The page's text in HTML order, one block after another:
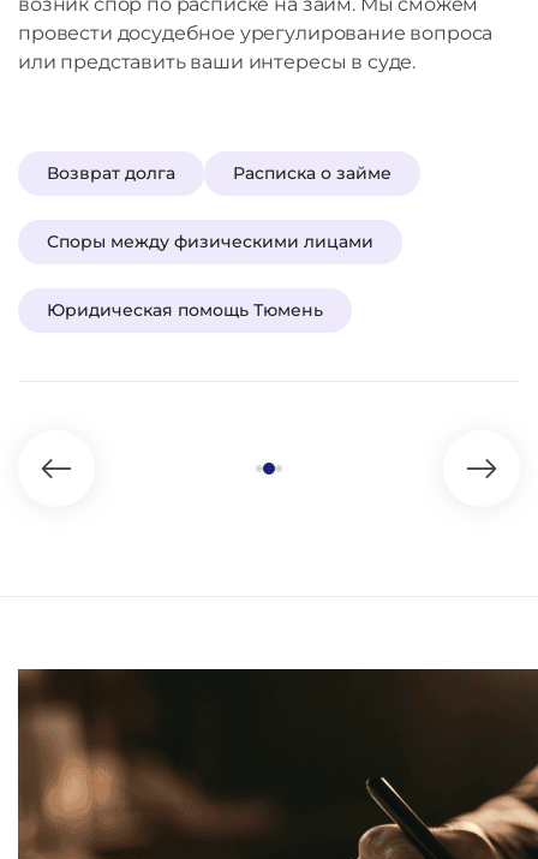
провести досудебное урегулирование вопроса
или представить ваши интересы в суде.
Возврат долга Расписка о займе
Споры между физическими лицами
Юридическая помощь Тюмень